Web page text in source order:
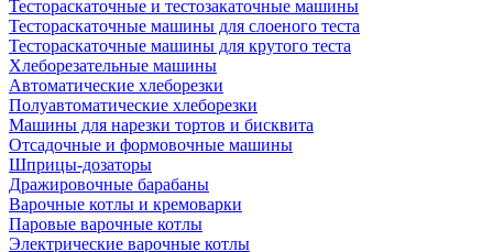
Тестораскаточные и тестозакаточные машины
Тестораскаточные машины для слоеного теста
Тестораскаточные машины для крутого теста
Хлеборезательные машины
Автоматические хлеборезки
Полуавтоматические хлеборезки
Машины для нарезки тортов и бисквита
Отсадочные и формовочные машины
Шприцы-дозаторы
Дражировочные барабаны
Варочные котлы и кремоварки
Паровые варочные котлы
Электрические варочные котлы